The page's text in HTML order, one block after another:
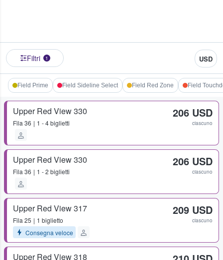
Filtri 1 USD
Field Prime Field Sideline Select Field Red Zone Field
Upper Red View 330
Fila 36 1 - 4 biglietti
206 USD
ciascuno
Upper Red View 330
Fila 36 1 - 2 biglietti
206 USD
ciascuno
Upper Red View 317
Fila 25
1 biglietto
Consegna veloce
209 USD
ciascuno
Upper Red View 318